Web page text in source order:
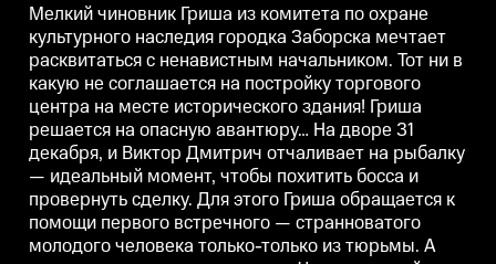
Мелкий чиновник Гриша из комитета по охране
культурного наследия городка Заборска мечтает
расквитаться с ненавистным начальником. Тот ни в
какую не соглашается на постройку торгового
центра на месте исторического здания! Гриша
решается на опасную авантюру… На дворе 31
декабря, и Виктор Дмитрич отчаливает на рыбалку
— идеальный момент, чтобы похитить босса и
провернуть сделку. Для этого Гриша обращается к
помощи первого встречного — странноватого
молодого человека только-только из тюрьмы. А